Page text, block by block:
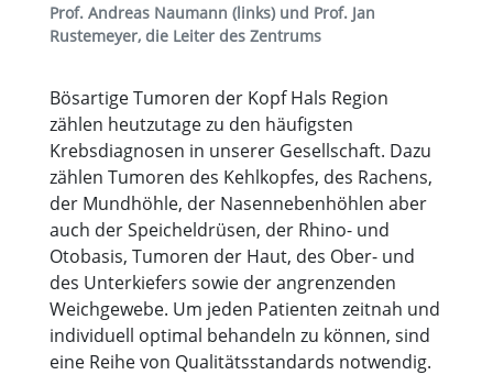
Prof. Andreas Naumann (links) und Prof. Jan
Rustemeyer, die Leiter des Zentrums
Bösartige Tumoren der Kopf Hals Region
zählen heutzutage zu den häufigsten
Krebsdiagnosen in unserer Gesellschaft. Dazu
zählen Tumoren des Kehlkopfes, des Rachens,
der Mundhöhle, der Nasennebenhöhlen aber
auch der Speicheldrüsen, der Rhino- und
Otobasis, Tumoren der Haut, des Ober- und
des Unterkiefers sowie der angrenzenden
Weichgewebe. Um jeden Patienten zeitnah und
individuell optimal behandeln zu können, sind
eine Reihe von Qualitätsstandards notwendig.